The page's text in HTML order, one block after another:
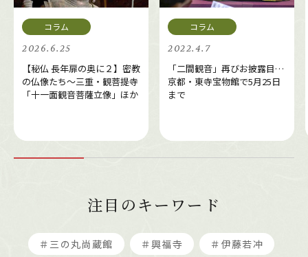
2026.6.25
【秘仏 長年扉の奥に２】密教
の仏像たち～三重・観菩提寺
「十一面観音菩薩立像」ほか
2022.4.7
「二間観音」再びお披露目…
京都・東寺宝物館で5月25日
まで
注目のキーワード
＃三の丸尚蔵館 ＃興福寺 ＃伊藤若冲